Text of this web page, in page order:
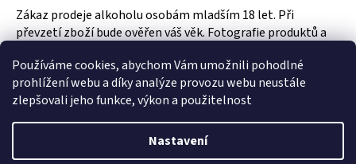
Používáme cookies, abychom Vám umožnili pohodlné
prohlížení webu a díky analýze provozu webu neustále
zlepšovali jeho funkce, výkon a použitelnost
Nastavení
Zákaz prodeje alkoholu osobám mladším 18 let. Při
převzetí zboží bude ověřen váš věk. Fotografie produktů a